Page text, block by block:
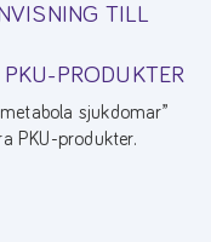
TILL
PRODUKTER
sjukdomar”
PKU-produkter.